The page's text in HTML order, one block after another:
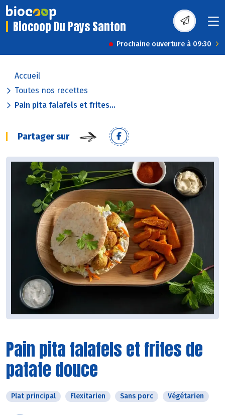
Biocoop Du Pays Santon
Prochaine ouverture à 09:30
Accueil
Toutes nos recettes
Pain pita falafels et frites...
Partager sur
Pain pita falafels et frites de
patate douce
Plat principal Flexitarien Sans porc Végétarien